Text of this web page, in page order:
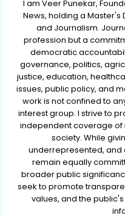
I am Veer Punekar,
News, holding a
and Journalism.
profession but a
democratic
governance, politics,
justice, education,
issues, public policy, and
work is not confined to
interest group. I strive to
independent coverage of
society. While
underrepresented, and
remain equally
broader public
seek to promote
values, and the